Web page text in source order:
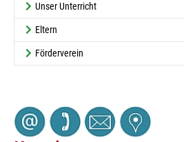
Unser Unterricht
Eltern
Förderverein